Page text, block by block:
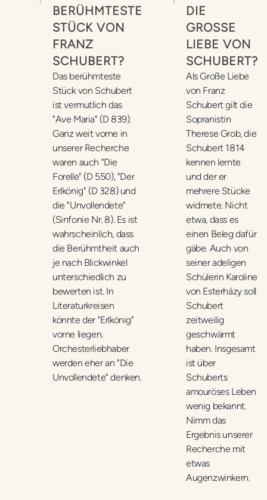
BERÜHMTESTE
STÜCK VON
FRANZ
SCHUBERT?
Das berühmteste
Stück von Schubert
ist vermutlich das
"Ave Maria" (D 839).
Ganz weit vorne in
unserer Recherche
waren auch "Die
Forelle" (D 550), "Der
Erlkönig" (D 328) und
die "Unvollendete"
(Sinfonie Nr. 8). Es ist
wahrscheinlich, dass
die Berühmtheit auch
je nach Blickwinkel
unterschiedlich zu
bewerten ist. In
Literaturkreisen
könnte der "Erlkönig"
vorne liegen.
Orchesterliebhaber
werden eher an "Die
Unvollendete" denken.
IE G
ROSSE LI
EBE VON SC
HUBERT?
Als Große Liebe
von Franz
Schubert gilt die
Sopranistin
Therese Grob, die
Schubert 1814
kennen lernte
und der er
mehrere Stücke
widmete. Nicht
etwa, dass es
einen Beleg dafür
gäbe. Auch von
seiner adeligen
Schülerin Karoline
von Esterházy soll
Schubert
zeitweilig
geschwärmt
haben. Insgesamt
ist über
Schuberts
amouröses Leben
wenig bekannt.
Nimm das
Ergebnis unserer
Recherche mit
etwas
Augenzwinkern.